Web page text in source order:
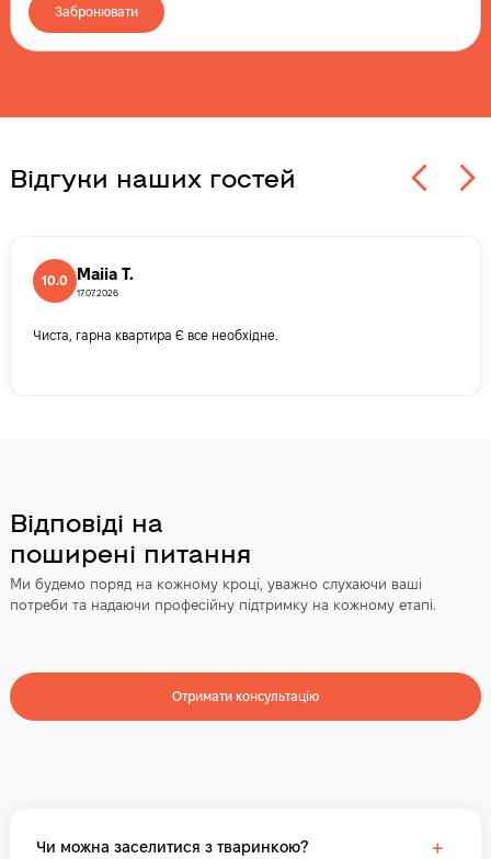
Забронювати
Відгуки наших гостей
10.0 Maiia T.
17.07.2026
Чиста, гарна квартира Є все необхідне.
Відповіді на
поширені питання
Ми будемо поряд на кожному кроці, уважно слухаючи ваші
потреби та надаючи професійну підтримку на кожному етапі.
Отримати консультацію
Чи можна заселитися з тваринкою? +